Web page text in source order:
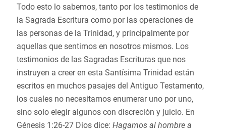
Todo esto lo sabemos, tanto por los testimonios de
la Sagrada Escritura como por las operaciones de
las personas de la Trinidad, y principalmente por
aquellas que sentimos en nosotros mismos. Los
testimonios de las Sagradas Escrituras que nos
instruyen a creer en esta Santísima Trinidad están
escritos en muchos pasajes del Antiguo Testamento,
los cuales no necesitamos enumerar uno por uno,
sino solo elegir algunos con discreción y juicio. En
Génesis 1:26-27 Dios dice: Hagamos al hombre a